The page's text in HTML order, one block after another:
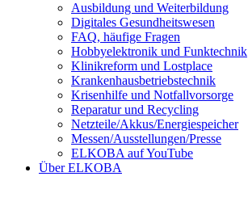
Ausbildung und Weiterbildung
Digitales Gesundheitswesen
FAQ, häufige Fragen
Hobbyelektronik und Funktechnik
Klinikreform und Lostplace
Krankenhausbetriebstechnik
Krisenhilfe und Notfallvorsorge
Reparatur und Recycling
Netzteile/Akkus/Energiespeicher
Messen/Ausstellungen/Presse
ELKOBA auf YouTube
Über ELKOBA